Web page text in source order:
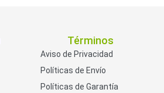
Términos
Aviso de Privacidad
Políticas de Envío
Políticas de Garantía